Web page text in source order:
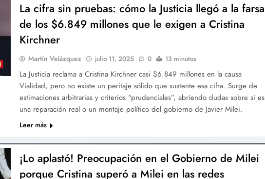
La cifra sin pruebas: cómo la Justicia llegó a la farsa
de los $6.849 millones que le exigen a Cristina
Kirchner
Martín Velázquez julio 11, 2025 0 13 minutos
La Justicia reclama a Cristina Kirchner casi $6.849 millones en la causa
Vialidad, pero no existe un peritaje sólido que sustente esa cifra. Surge de
estimaciones arbitrarias y criterios “prudenciales”, abriendo dudas sobre si es
una reparación real o un montaje político del gobierno de Javier Milei.
Leer más
¡Lo aplastó! Preocupación en el Gobierno de Milei
porque Cristina superó a Milei en las redes